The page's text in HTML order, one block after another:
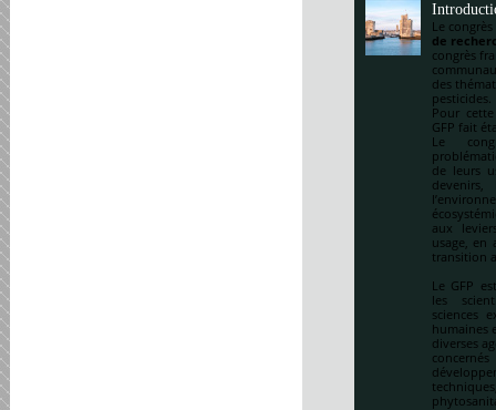
Le
de
congrès
des
pesticides.
Pour
GFP fait
Le
de leurs
devenirs,
aux
usage, en
transition
Le GFP
les
sciences
humaines
diverses